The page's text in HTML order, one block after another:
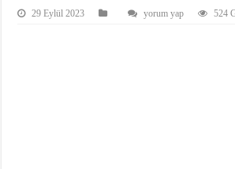
29 Eylül 2023 yorum yap 524